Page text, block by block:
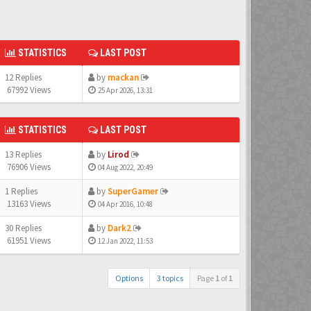
STATISTICS LAST POST
12 Replies
67992 Views
by mackan
25 Apr 2026, 13:31
STATISTICS LAST POST
13 Replies
76906 Views
by Lirod
04 Aug 2022, 20:49
1 Replies
13163 Views
bySuperGamer
04 Apr 2016, 10:48
30 Replies
61951 Views
by Dark2
12 Jan 2022, 11:53
Options 3 topics Page 1 of1